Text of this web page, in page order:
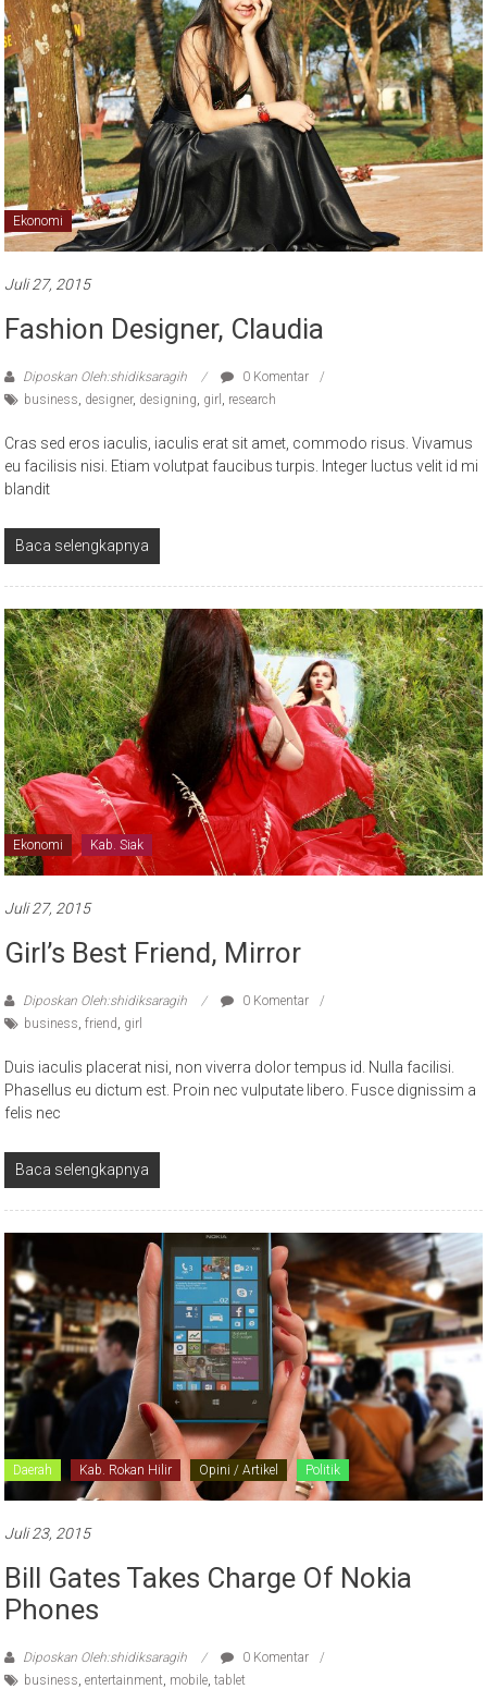
Ekonomi
Juli 27, 2015
Fashion Designer, Claudia
Diposkan Oleh:shidiksaragih
0 Komentar
business designer, designing girl research
Cras sed eros iaculis, iaculis erat sit amet, commodo risus. Vivamus
eu facilisis nisi. Etiam volutpat faucibus turpis. Integer luctus velit id mi
blandit
Baca selengkapnya
Ekonomi Kab. Siak
Juli 27, 2015
Girl’s Best Friend, Mirror
Diposkan Oleh:shidiksaragih
0 Komentar
business,friend, girl
Duis iaculis placerat nisi, non viverra dolor tempus id. Nulla facilisi.
Phasellus eu dictum est. Proin nec vulputate libero. Fusce dignissim a
felis nec
Baca selengkapnya
Daerah Kab. Rokan Hilir Opini / Artikel Politik
Juli 23, 2015
Bill Gates Takes Charge Of Nokia
Phones
Diposkan Oleh:shidiksaragih
0 Komentar
business,entertainment, mobile,tablet